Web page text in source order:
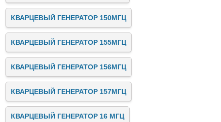
КВАРЦЕВЫЙ ГЕНЕРАТОР 150МГЦ
КВАРЦЕВЫЙ ГЕНЕРАТОР 155МГЦ
КВАРЦЕВЫЙ ГЕНЕРАТОР 156МГЦ
КВАРЦЕВЫЙ ГЕНЕРАТОР 157МГЦ
КВАРЦЕВЫЙ ГЕНЕРАТОР 16 МГЦ